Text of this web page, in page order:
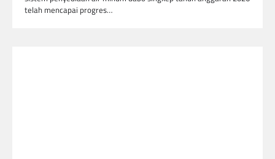
telah mencapai progres…